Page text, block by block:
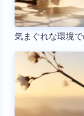
気まぐれな環境